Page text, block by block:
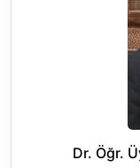
Dr. Öğr.